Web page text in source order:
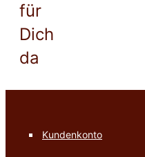
für
Dich
da
Kundenkonto